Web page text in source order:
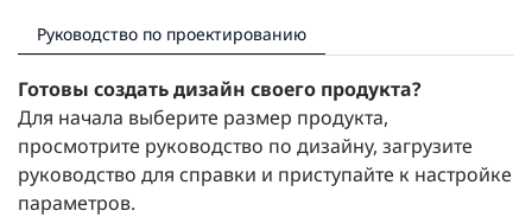
Руководство по проектированию
Готовы создать дизайн своего продукта?
Для начала выберите размер продукта,
просмотрите руководство по дизайну, загрузите
руководство для справки и приступайте к настройке
параметров.